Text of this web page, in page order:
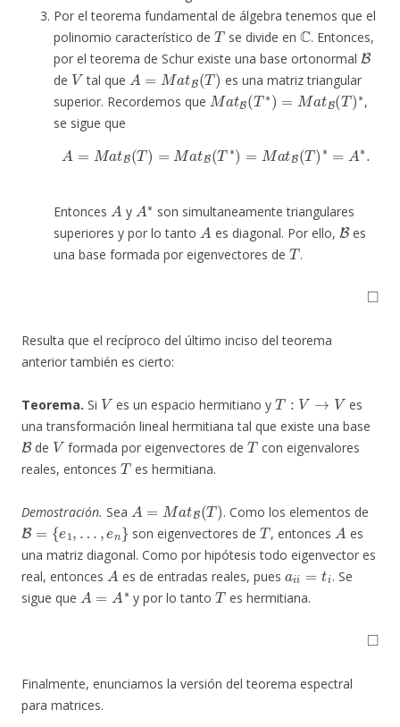
Por el teorema fundamental de álgebra tenemos que el
polinomio característico de
T
se divide en
C
. Entonces,
por el teorema de Schur existe una base ortonormal
B
de
V
tal que
A =MatB( T)
es una matriz triangular
superior. Recordemos que
Mat B(T∗)=MatB(T)∗
,
se sigue que
=MatB(T MatB(T∗)= atB(T)∗=A
Entonces
A
y
A ∗
son simultaneamente triangulares
superiores y por lo tanto
A
es diagonal. Por ello,
B
es
una base formada por eigenvectores de
T
.
◻
Resulta que el recíproco del último inciso del teorema
anterior también es cierto:
Teorema. Si
V
es un espacio hermitiano y
T: →
es
una transformación lineal hermitiana tal que existe una base
B
de
V
formada por eigenvectores de
T
con eigenvalores
reales, entonces
T
es hermitiana.
Demostración. Sea
A a t )
. Como los elementos de
B={e1,…,en}
son eigenvectores de
T
, entonces
A
es
una matriz diagonal. Como por hipótesis todo eigenvector es
real, entonces
A
es de entradas reales, pues
aii=ti
. Se
sigue que
A=A∗
y por lo tanto
T
es hermitiana.
◻
Finalmente, enunciamos la versión del teorema espectral
para matrices.